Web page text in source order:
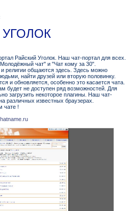
Райский Уголок. Наш чат-портал для всех.
чат" и "Чат кому за 30".
религии общаются здесь. Здесь можно
найти друзей или вторую половинку.
и обновляется, особенно это касается чата.
будет не доступен ряд возможностей. Для
загрузить некоторое плагины. Наш чат-
различных известных браузерах.
чате !